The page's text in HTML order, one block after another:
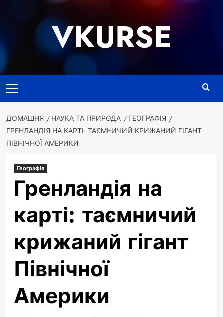
VKURSE
меню
ДОМАШНЯ НАУКА ТА ПРИРОДА
ГЕОГРАФІЯ
ГРЕНЛАНДІЯ НА КАРТІ: ТАЄМНИЧИЙ КРИЖАНИЙ ГІГАНТ
ПІВНІЧНОЇ АМЕРИКИ
Географія
Гренландія на
карті: таємничий
крижаний гігант
Північної
Америки